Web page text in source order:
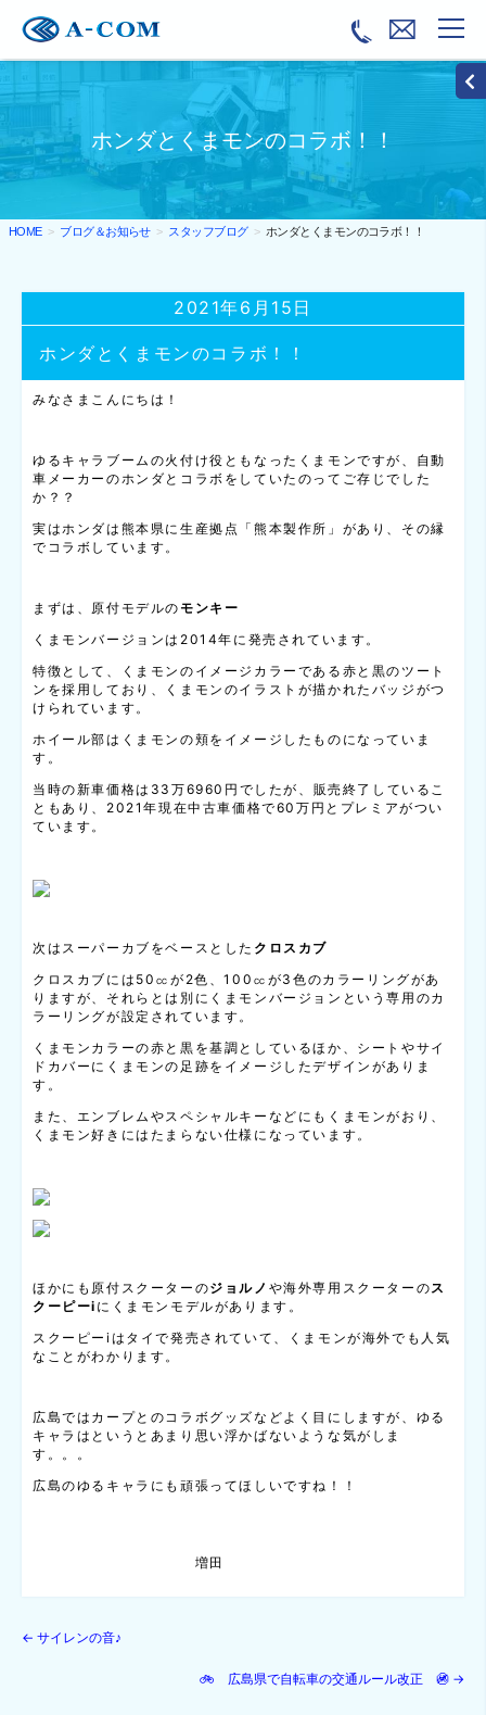
ホンダとくまモンのコラボ！！
HOME ブログ＆お知らせ スタッフブログ ホンダとくまモンのコラボ！！
ホンダとくまモンのコラボ！！
2021年6月15日
みなさまこんにちは！
ゆるキャラブームの火付け役ともなったくまモンですが、自動
車メーカーのホンダとコラボをしていたのってご存じでした
か？？
実はホンダは熊本県に生産拠点「熊本製作所」があり、その縁
でコラボしています。
まずは、原付モデルの モンキー
くまモンバージョンは2014年に発売されています。
特徴として、くまモンのイメージカラーである赤と黒のツート
ンを採用しており、くまモンのイラストが描かれたバッジがつ
けられています。
ホイール部はくまモンの頬をイメージしたものになっていま
す。
当時の新車価格は33万6960円でしたが、販売終了しているこ
ともあり、2021年現在中古車価格で60万円とプレミアがつい
ています。
次はスーパーカブをベースとした クロスカブ
クロスカブには50㏄が2色、100㏄が3色のカラーリングがあ
りますが、それらとは別にくまモンバージョンという専用のカ
ラーリングが設定されています。
くまモンカラーの赤と黒を基調としているほか、シートやサイ
ドカバーにくまモンの足跡をイメージしたデザインがありま
す。
また、エンブレムやスペシャルキーなどにもくまモンがおり、
くまモン好きにはたまらない仕様になっています。
ほかにも原付スクーターのジョルノ や海外専用スクーターの ス
クーピーi にくまモンモデルがあります。
スクーピーiはタイで発売されていて、くまモンが海外でも人気
なことがわかります。
広島ではカープとのコラボグッズなどよく目にしますが、ゆる
キャラはというとあまり思い浮かばないような気がしま
す。。。
広島のゆるキャラにも頑張ってほしいですね！！
増田
← サイレンの音♪
🚲 広島県で自転車の交通ルール改正 🚳 →